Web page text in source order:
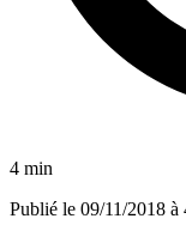
4 min
Publié le 09/11/2018 à